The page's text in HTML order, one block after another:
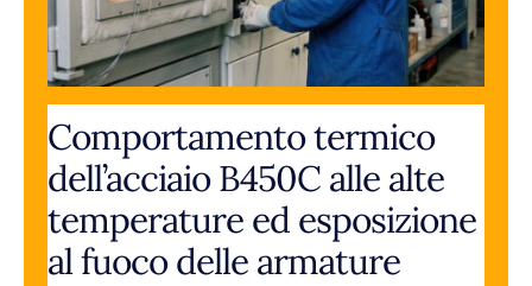
Comportamento termico
dell’acciaio B450C alle alte
temperature ed esposizione
al fuoco delle armature